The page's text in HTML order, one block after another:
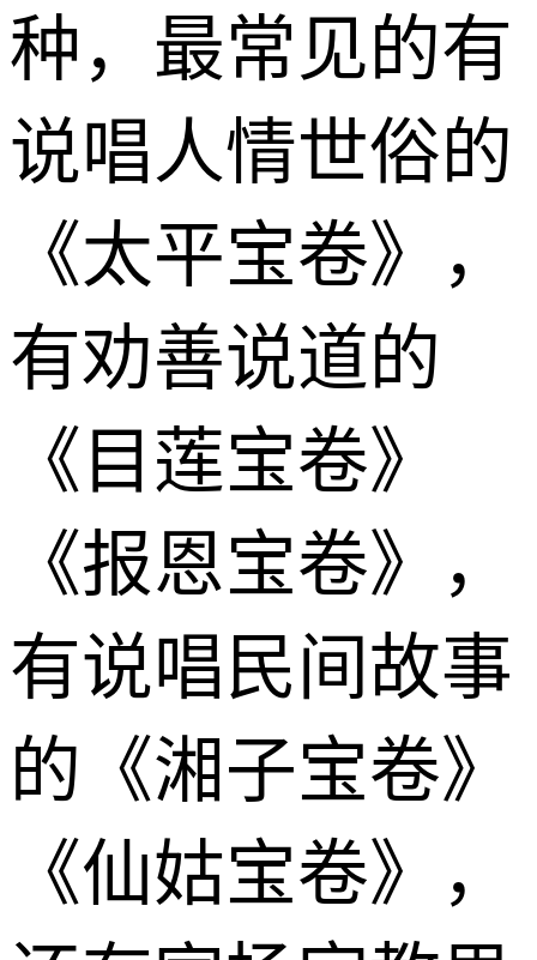
种，最常见的有
说唱人情世俗的
《太平宝卷》，
有劝善说道的
《目莲宝卷》
《报恩宝卷》，
有说唱民间故事
的《湘子宝卷》
《仙姑宝卷》，